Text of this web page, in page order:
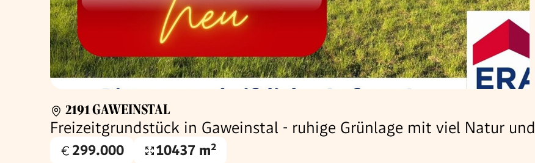
2191 GAWEINSTAL
Freizeitgrundstück in Gaweinstal - ruhige Grünlage mit viel Natur
Kaufpreis
299.000
Grundfläche
10437 m²